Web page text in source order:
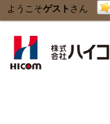
ようこそゲスト さん